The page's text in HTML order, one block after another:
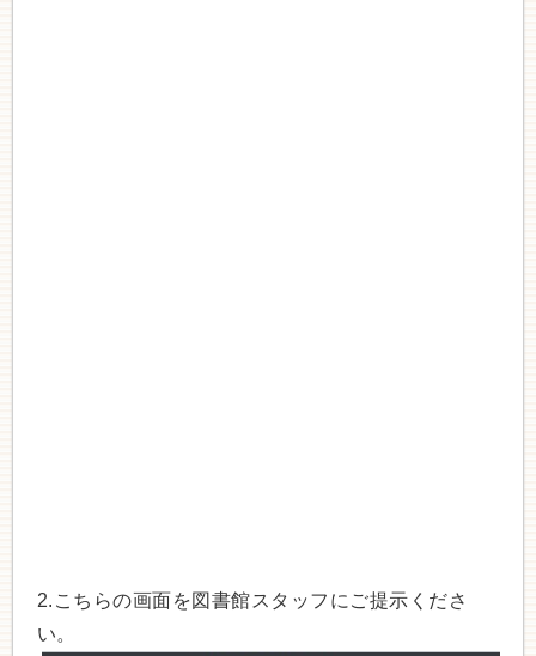
2.こちらの画面を図書館スタッフにご提示くださ
い。